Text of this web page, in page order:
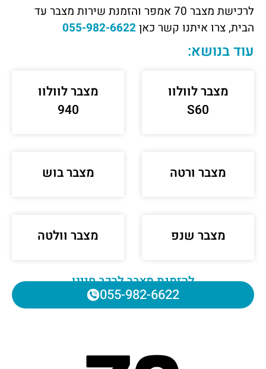
להזמנת מצבר לרכב חייגו
055-982-6622
לרכישת מצבר 70 אמפר והזמנת שירות מצבר עד
הבית, צרו איתנו קשר כאן055-982-6622
עוד בנושא:
מצבר לוולוו
S60
מצבר לוולוו
940
מצבר ורטה מצבר בוש
מצבר שנפ מצבר וולטה